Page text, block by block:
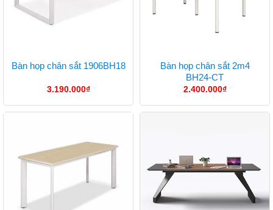
Bàn họp chân sắt 1906BH18
3.190.000₫
Bàn họp chân sắt 2m4
BH24-CT
2.400.000₫